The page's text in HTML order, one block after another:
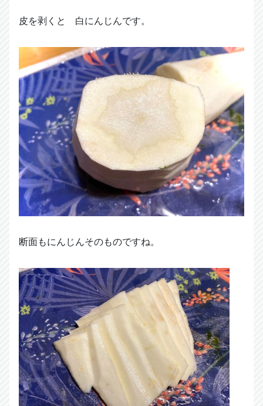
皮を剥くと 白にんじんです。
断面もにんじんそのものですね。